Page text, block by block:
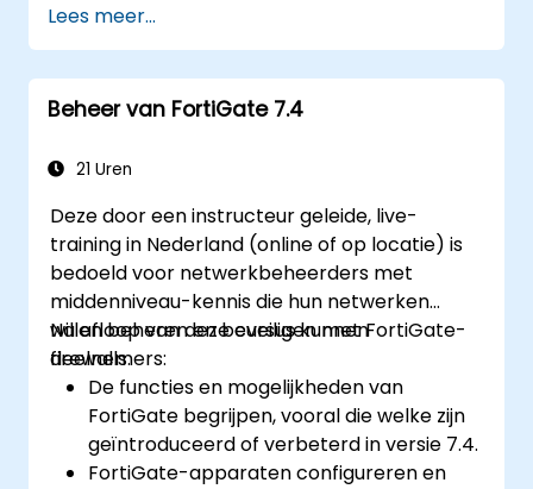
Praktische ervaring op te doen met
basisconfiguratie- en beheertaken.
Veiligheidsbeleid, NAT en VPN's te
begrijpen.
FortiGate 1100E te leren.
Lees meer...
Beheer van FortiGate 7.4
21 Uren
Deze door een instructeur geleide, live-
training in Nederland (online of op locatie) is
bedoeld voor netwerkbeheerders met
middenniveau-kennis die hun netwerken
willen beheren en beveiligen met FortiGate-
firewalls.
Na afloop van deze cursus kunnen
deelnemers:
De functies en mogelijkheden van
FortiGate begrijpen, vooral die welke zijn
geïntroduceerd of verbeterd in versie 7.4.
FortiGate-apparaten configureren en